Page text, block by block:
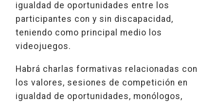
igualdad de oportunidades entre los
participantes con y sin discapacidad,
teniendo como principal medio los
videojuegos.
Habrá charlas formativas relacionadas con
los valores, sesiones de competición en
igualdad de oportunidades, monólogos,